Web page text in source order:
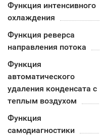
Функция интенсивного
охлаждения
Функция реверса
направления потока
Функция
автоматического
удаления конденсата с
теплым воздухом
Функция
самодиагностики